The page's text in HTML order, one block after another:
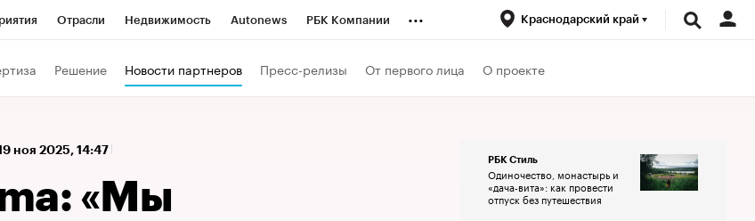
Отрасли Недвижимость Autonews РБК Компании
Экономика Бизнес
... Краснодарский край
Решение Новости партнеров Пресс-релизы От первого лица О проекте
ноя 2025, 14:47
«Мы
РБК Стиль
Одиночество, монастырь и
«дача-вита»: как провести
отпуск без путешествия